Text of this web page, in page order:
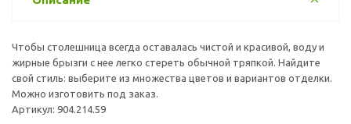
Чтобы столешница всегда оставалась чистой и красивой, воду и
жирные брызги с нее легко стереть обычной тряпкой. Найдите
свой стиль: выберите из множества цветов и вариантов отделки.
Можно изготовить под заказ.
Артикул: 904.214.59